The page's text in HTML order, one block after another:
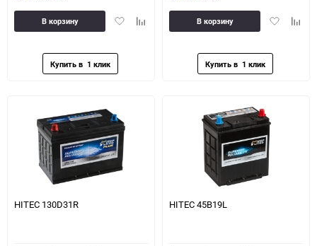
ДобавитьДобавить
В корзину
Добавить
В корзину
HITEC 130D31R HITEC 45B19L